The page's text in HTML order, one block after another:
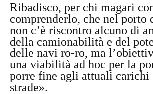
Ribadisco, per chi magari
comprenderlo, che nel porto
non c’è riscontro alcuno di
della camionabilità e del
delle navi ro-ro, ma
una viabilità ad hoc per la
porre fine agli attuali carichi
strade».